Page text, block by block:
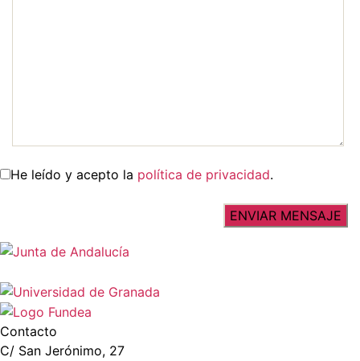
He leído y acepto la política de privacidad.
Contacto
C/ San Jerónimo, 27